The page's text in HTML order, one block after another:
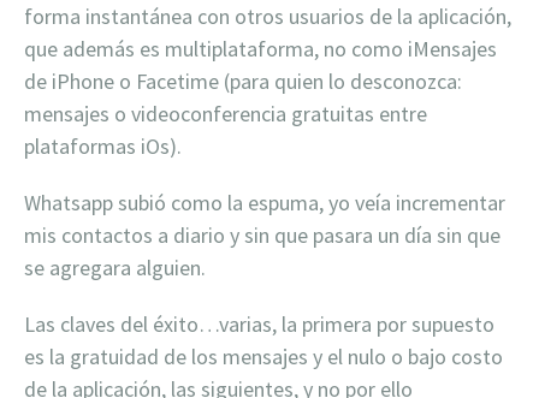
forma instantánea con otros usuarios de la aplicación,
que además es multiplataforma, no como iMensajes
de iPhone o Facetime (para quien lo desconozca:
mensajes o videoconferencia gratuitas entre
plataformas iOs).
Whatsapp subió como la espuma, yo veía incrementar
mis contactos a diario y sin que pasara un día sin que
se agregara alguien.
Las claves del éxito…varias, la primera por supuesto
es la gratuidad de los mensajes y el nulo o bajo costo
de la aplicación, las siguientes, y no por ello